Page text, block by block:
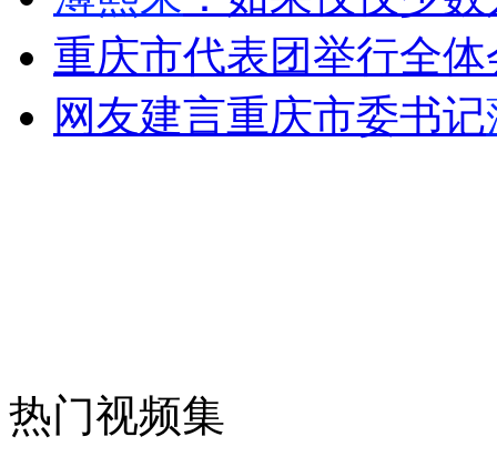
安徽一实载49人客车翻车
司机酒驾遇交警 急速倒车逃窜
重庆市代表团举行全
网友建言重庆市委书记
热门视频集